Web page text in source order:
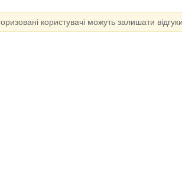
користувачі можуть залишати відгуки